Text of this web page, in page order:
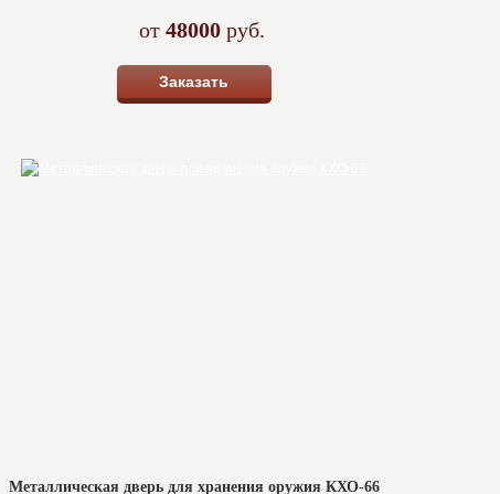
от48000 руб.
Заказать
Металлическая дверь для хранения оружия КХО-66